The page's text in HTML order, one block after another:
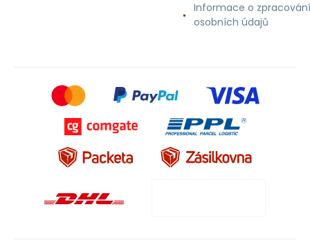
Informace o zpracování
osobních údajů